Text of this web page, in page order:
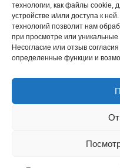
технологии, как файлы cookie,
устройстве и/или доступа к
технологий позволит нам
при просмотре или
Несогласие или отзыв
определенные функции и